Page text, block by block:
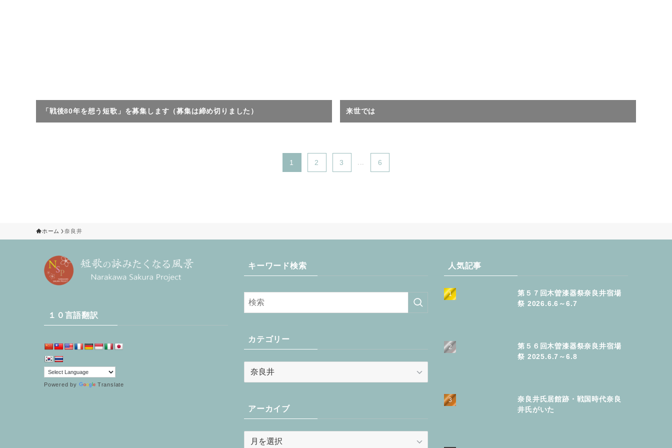
「戦後80年を想う短歌」を募集します（募集は締め切りました） 来世では
1 2 3 ... 6
ホーム 奈良井
１０言語翻訳
Powered by Translate
キーワード検索
カテゴリー
カ
リ
ー
アーカイブ
人気記事
第５７回木曽漆器祭奈良井宿場
祭 2026.6.6～6.7
第５６回木曽漆器祭奈良井宿場
祭 2025.6.7～6.8
奈良井氏居館跡・戦国時代奈良
井氏がいた